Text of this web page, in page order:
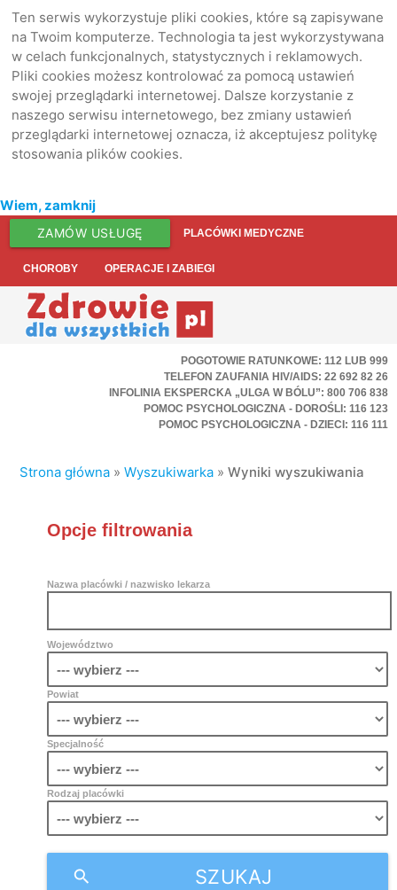
Ten serwis wykorzystuje pliki cookies, które są zapisywane
na Twoim komputerze. Technologia ta jest wykorzystywana
w celach funkcjonalnych, statystycznych i reklamowych.
Pliki cookies możesz kontrolować za pomocą ustawień
swojej przeglądarki internetowej. Dalsze korzystanie z
naszego serwisu internetowego, bez zmiany ustawień
przeglądarki internetowej oznacza, iż akceptujesz politykę
stosowania plików cookies.
Wiem, zamknij
ZAMÓW USŁUGĘ PLACÓWKI MEDYCZNE
CHOROBY OPERACJE I ZABIEGI
POGOTOWIE RATUNKOWE: 112 LUB 999
TELEFON ZAUFANIA HIV/AIDS: 22 692 82 26
INFOLINIA EKSPERCKA „ULGA W BÓLU”: 800 706 838
POMOC PSYCHOLOGICZNA - DOROŚLI: 116 123
POMOC PSYCHOLOGICZNA - DZIECI: 116 111
Strona główna »Wyszukiwarka »Wyniki wyszukiwania
Opcje filtrowania
Nazwa placówki / nazwisko lekarza
Województwo
Powiat
Specjalność
Rodzaj placówki
SZUKAJ
search